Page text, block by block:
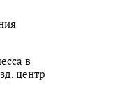
в
центр